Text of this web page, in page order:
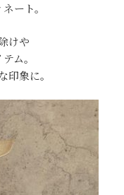
ート。
けや
ム。
印象に。